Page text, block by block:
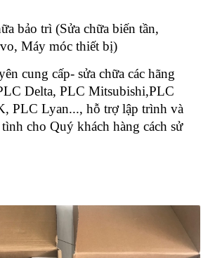
bảo trì (Sửa chữa biến tần,
Máy móc thiết bị)
cung cấp- sửa chữa các hãng
Delta, PLC Mitsubishi,PLC
PLC Lyan..., hỗ trợ lập trình và
cho Quý khách hàng cách sử